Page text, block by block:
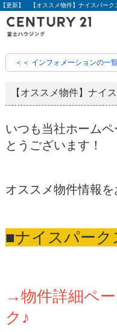
＜＜ インフォメーションの一
【オススメ物件】ナイ
いつも当社ホーム
とうございます！
オススメ物件情報
■ナイスパー
→物件詳細ペ
ク♪